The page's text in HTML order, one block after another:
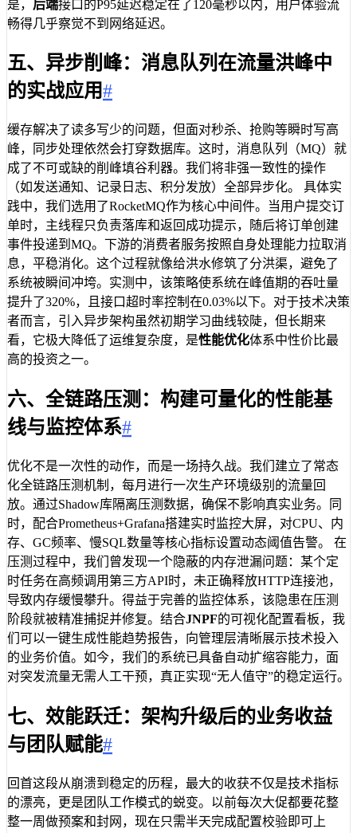
是， 后端接口的P95延迟稳定在了120毫秒以内，用户体验流
畅得几乎察觉不到网络延迟。
五、异步削峰：消息队列在流量洪峰中
的实战应用#
缓存解决了读多写少的问题，但面对秒杀、抢购等瞬时写高
峰，同步处理依然会打穿数据库。这时，消息队列（MQ）就
成了不可或缺的削峰填谷利器。我们将非强一致性的操作
（如发送通知、记录日志、积分发放）全部异步化。 具体实
践中，我们选用了RocketMQ作为核心中间件。当用户提交订
单时，主线程只负责落库和返回成功提示，随后将订单创建
事件投递到MQ。下游的消费者服务按照自身处理能力拉取消
息，平稳消化。这个过程就像给洪水修筑了分洪渠，避免了
系统被瞬间冲垮。实测中，该策略使系统在峰值期的吞吐量
提升了320%，且接口超时率控制在0.03%以下。对于技术决策
者而言，引入异步架构虽然初期学习曲线较陡，但长期来
看，它极大降低了运维复杂度，是性能优化体系中性价比最
高的投资之一。
六、全链路压测：构建可量化的性能基
线与监控体系#
优化不是一次性的动作，而是一场持久战。我们建立了常态
化全链路压测机制，每月进行一次生产环境级别的流量回
放。通过Shadow库隔离压测数据，确保不影响真实业务。同
时，配合Prometheus+Grafana搭建实时监控大屏，对CPU、内
存、GC频率、慢SQL数量等核心指标设置动态阈值告警。 在
压测过程中，我们曾发现一个隐蔽的内存泄漏问题：某个定
时任务在高频调用第三方API时，未正确释放HTTP连接池，
导致内存缓慢攀升。得益于完善的监控体系，该隐患在压测
阶段就被精准捕捉并修复。结合JNPF的可视化配置看板，我
们可以一键生成性能趋势报告，向管理层清晰展示技术投入
的业务价值。如今，我们的系统已具备自动扩缩容能力，面
对突发流量无需人工干预，真正实现“无人值守”的稳定运行。
七、效能跃迁：架构升级后的业务收益
与团队赋能#
回首这段从崩溃到稳定的历程，最大的收获不仅是技术指标
的漂亮，更是团队工作模式的蜕变。以前每次大促都要花整
整一周做预案和封网，现在只需半天完成配置校验即可上